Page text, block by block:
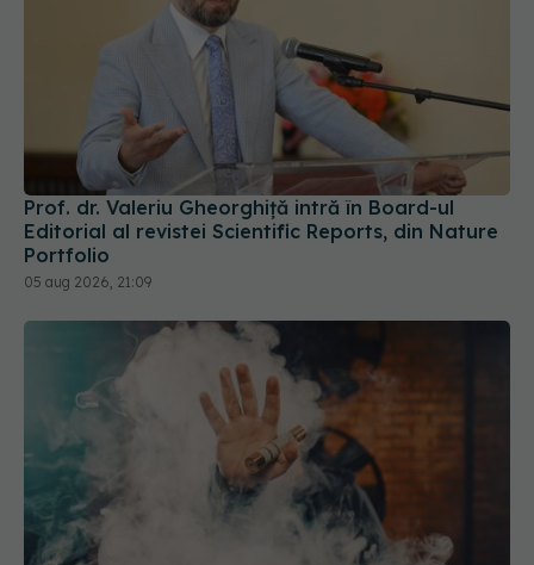
Prof. dr. Valeriu Gheorghiță intră în Board-ul
Editorial al revistei Scientific Reports, din Nature
Portfolio
05 aug 2026, 21:09